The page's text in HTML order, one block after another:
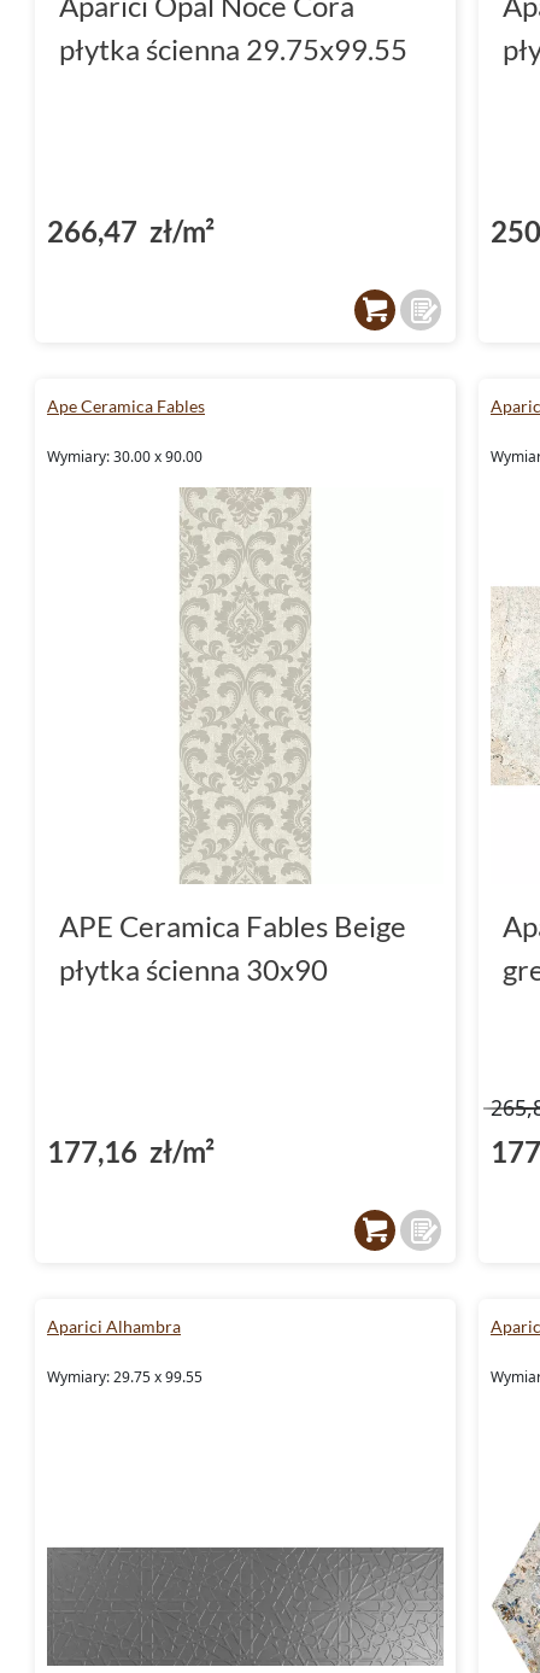
płytka ścienna 29.75x99.55
266,47 zł/m²
Ape Ceramica Fables
Wymiary: 30.00 x 90.00
APE Ceramica Fables Beige
płytka ścienna 30x90
177,16 zł/m²
Aparici Alhambra
Wymiary: 29.75 x 99.55